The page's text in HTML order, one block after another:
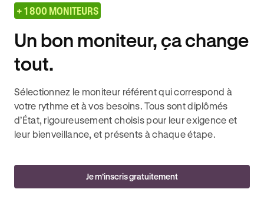
+ 1 800 MONITEURS
Un bon moniteur, ça change
tout.
Sélectionnez le moniteur référent qui correspond à
votre rythme et à vos besoins. Tous sont diplômés
d’État, rigoureusement choisis pour leur exigence et
leur bienveillance, et présents à chaque étape.
Je m’inscris gratuitement